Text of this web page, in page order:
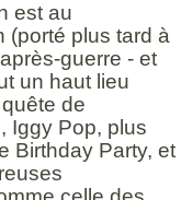
est au
(porté plus tard à
guerre - et
un haut lieu
de
, Iggy Pop, plus
Birthday Party, et